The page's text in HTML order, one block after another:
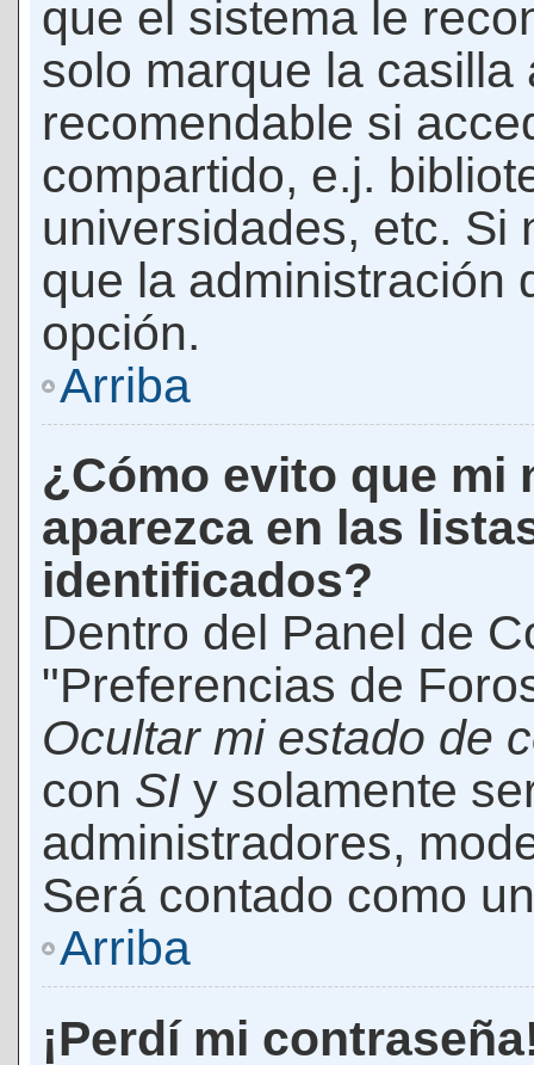
que el sistema le
solo marque la casilla
recomendable si
compartido, e.j.
universidades, etc. Si
que la administración
opción.
Arriba
¿Cómo evito que mi
aparezca en las
identificados?
Dentro del Panel de
"Preferencias de
Ocultar mi estado de
con SI y solamente
administradores,
Será contado como
Arriba
¡Perdí mi